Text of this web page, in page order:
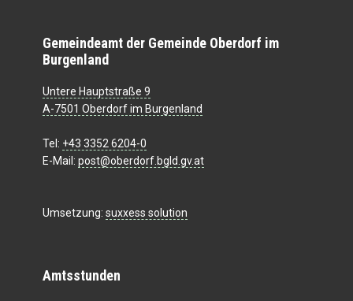
Gemeindeamt der Gemeinde Oberdorf im
Burgenland
Untere Hauptstraße 9
A-7501 Oberdorf im Burgenland
Tel: +43 3352 6204-0
E-Mail: post@oberdorf.bgld.gv.at
Umsetzung: suxxess solution
Amtsstunden